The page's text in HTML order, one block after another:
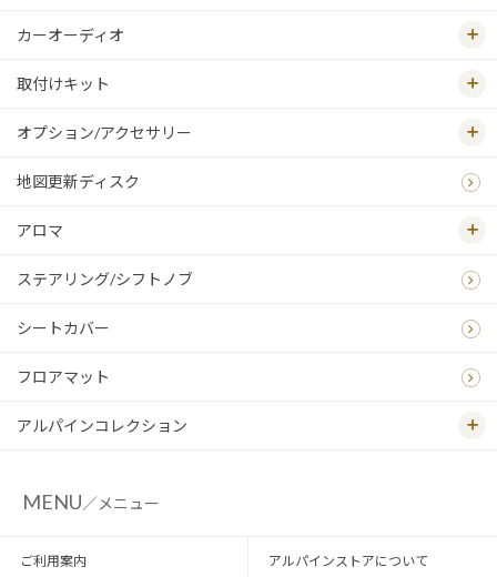
カーオーディオ
取付けキット
オプション/アクセサリー
地図更新ディスク
アロマ
ステアリング/シフトノブ
シートカバー
フロアマット
アルパインコレクション
MENU／メニュー
ご利用案内 アルパインストアについて